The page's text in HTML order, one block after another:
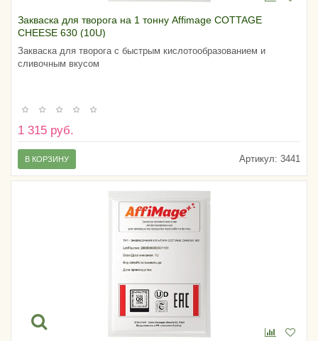
Закваска для творога на 1 тонну Affimage COTTAGE
CHEESE 630 (10U)
Закваска для творога с быстрым кислотообразованием и
сливочным вкусом
1 315 руб.
Артикул: 3441
В КОРЗИНУ